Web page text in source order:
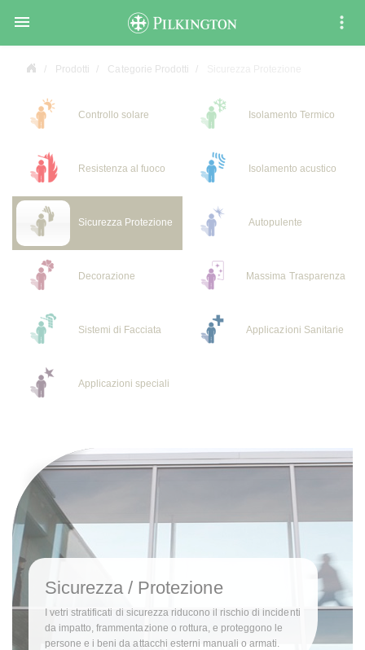

Prodotti Categorie Prodotti
Controllo solare Isolamento Termico
Resistenza al fuoco Isolamento acustico
Sicurezza Protezione Autopulente
Decorazione Massima Trasparenza
Sistemi di Facciata Applicazioni Sanitarie
Applicazioni speciali
Sicurezza / Protezione
I vetri stratificati di sicurezza riducono il rischio di incidenti
da impatto, frammentazione o rottura, e proteggono le
persone e i beni da attacchi esterni manuali o armati.